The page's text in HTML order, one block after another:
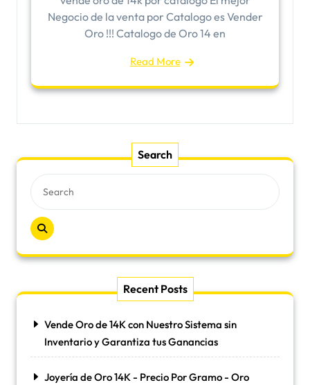
Negocio de la venta por Catalogo es Vender
Oro !!! Catalogo de Oro 14 en
Read More
Search
Recent Posts
Vende Oro de 14K con Nuestro Sistema sin
Inventario y Garantiza tus Ganancias
Joyería de Oro 14K - Precio Por Gramo - Oro